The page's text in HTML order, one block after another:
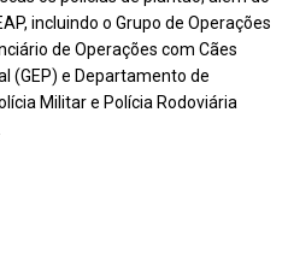
incluindo o Grupo de Operações
de Operações com Cães
(GEP) e Departamento de
Militar e Polícia Rodoviária